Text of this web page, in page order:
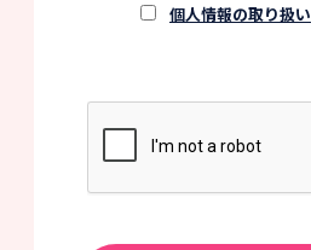
個人情報の取り扱い